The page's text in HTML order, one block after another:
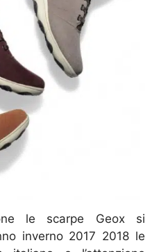
le scarpe Geox si
inverno 2017 2018 le